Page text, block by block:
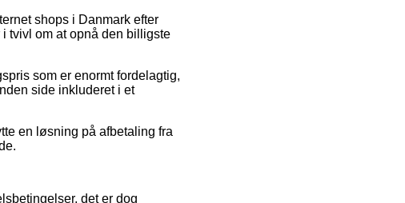
shops i Danmark efter
tvivl om at opnå den billigste
som er enormt fordelagtig,
side inkluderet i et
en løsning på afbetaling fra
det er dog